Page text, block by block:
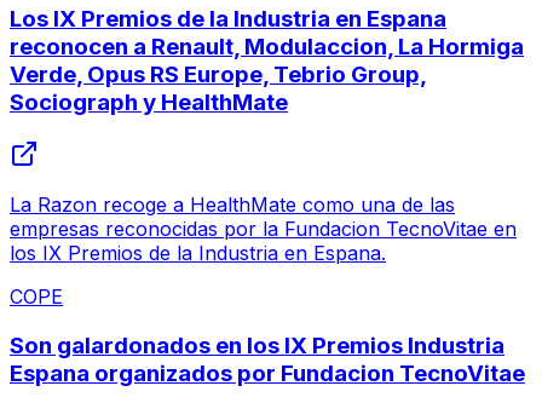
Los IX Premios de la Industria en Espana
reconocen a Renault, Modulaccion, La Hormiga
Verde, Opus RS Europe, Tebrio Group,
Sociograph y HealthMate
La Razon recoge a HealthMate como una de las
empresas reconocidas por la Fundacion TecnoVitae en
los IX Premios de la Industria en Espana.
COPE
Son galardonados en los IX Premios Industria
Espana organizados por Fundacion TecnoVitae